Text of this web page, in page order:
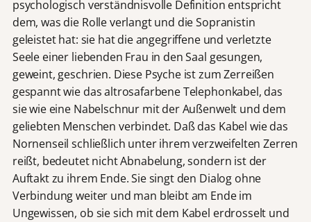
psychologisch verständnisvolle Definition entspricht
dem, was die Rolle verlangt und die Sopranistin
geleistet hat: sie hat die angegriffene und verletzte
Seele einer liebenden Frau in den Saal gesungen,
geweint, geschrien. Diese Psyche ist zum Zerreißen
gespannt wie das altrosafarbene Telephonkabel, das
sie wie eine Nabelschnur mit der Außenwelt und dem
geliebten Menschen verbindet. Daß das Kabel wie das
Nornenseil schließlich unter ihrem verzweifelten Zerren
reißt, bedeutet nicht Abnabelung, sondern ist der
Auftakt zu ihrem Ende. Sie singt den Dialog ohne
Verbindung weiter und man bleibt am Ende im
Ungewissen, ob sie sich mit dem Kabel erdrosselt und